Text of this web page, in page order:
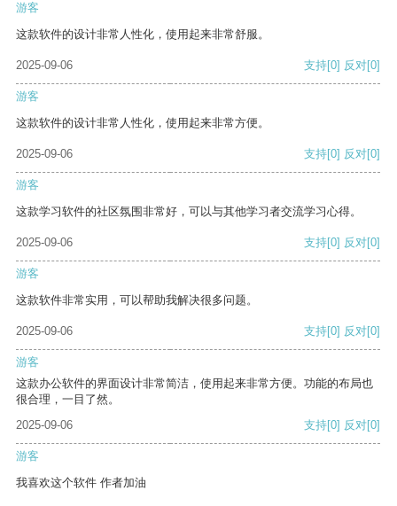
游客
这款软件的设计非常人性化，使用起来非常舒服。
2025-09-06 支持[0] 反对[0]
游客
这款软件的设计非常人性化，使用起来非常方便。
2025-09-06 支持[0] 反对[0]
游客
这款学习软件的社区氛围非常好，可以与其他学习者交流学习心得。
2025-09-06 支持[0] 反对[0]
游客
这款软件非常实用，可以帮助我解决很多问题。
2025-09-06 支持[0] 反对[0]
游客
这款办公软件的界面设计非常简洁，使用起来非常方便。功能的布局也
很合理，一目了然。
2025-09-06
支持[0] 反对[0]
游客
我喜欢这个软件 作者加油